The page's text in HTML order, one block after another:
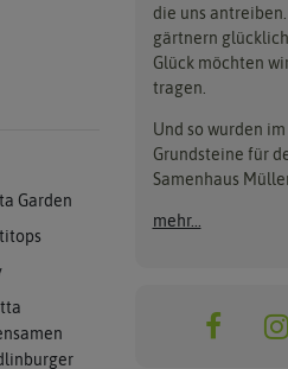
Garden
die uns
gärtnern
Glück möchten
tragen.
Und so wurden im
Grundsteine für
Samenhaus
mehr...